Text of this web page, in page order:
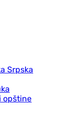
Srpska
opštine